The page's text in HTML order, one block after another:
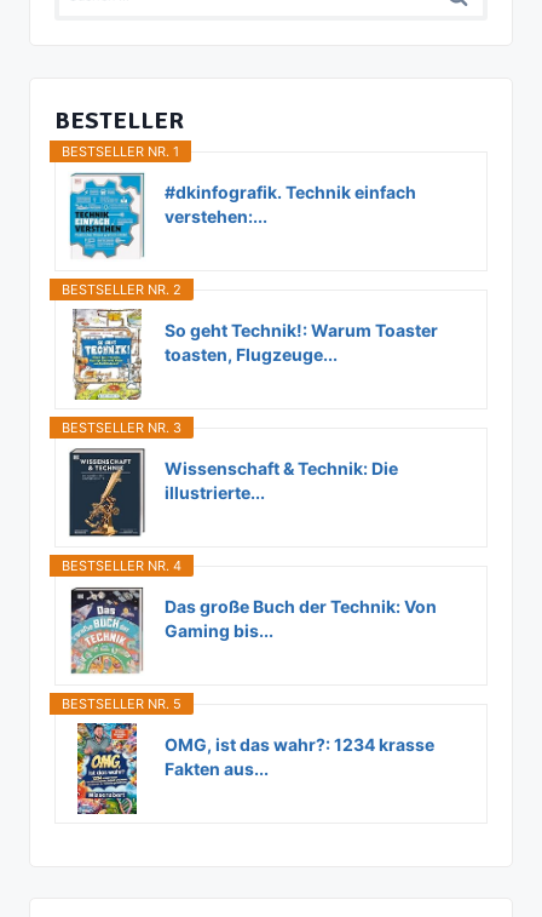
BESTELLER
BESTSELLER NR. 1
#dkinfografik. Technik einfach
verstehen:...
BESTSELLER NR. 2
So geht Technik!: Warum Toaster
toasten, Flugzeuge...
BESTSELLER NR. 3
Wissenschaft & Technik: Die
illustrierte...
BESTSELLER NR. 4
Das große Buch der Technik: Von
Gaming bis...
BESTSELLER NR. 5
OMG, ist das wahr?: 1234 krasse
Fakten aus...